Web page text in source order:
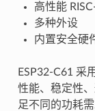
高性能
多种外设
内置安全硬
ESP32-C61 采
性能、稳定性
足不同的功耗